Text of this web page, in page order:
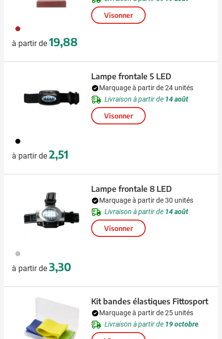
011
à partir de 19,88
Visonner
001
à partir de 2,51
Lampe frontale 5 LED
Marquage à partir de 24 unités
Livraison à partir de 14 août
Visonner
032
à partir de 3,30
Lampe frontale 8 LED
Marquage à partir de 30 unités
Livraison à partir de 14 août
Visonner
Kit bandes élastiques Fittosport
Marquage à partir de 25 unités
Livraison à partir de 19 octobre